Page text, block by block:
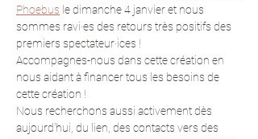
Phoebus le dimanche 4 janvier et nous
sommes ravi·es des retours très positifs des
premiers spectateur·ices !
Accompagnes-nous dans cette création en
nous aidant à financer tous les besoins de
cette création !
Nous recherchons aussi activement dès
aujourd'hui, du lien, des contacts vers des